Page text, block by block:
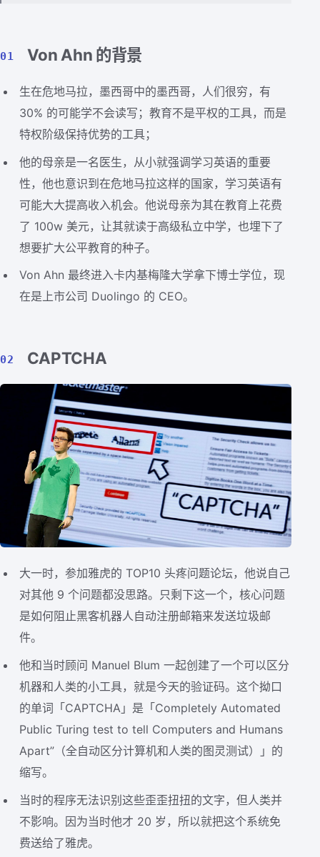
01 Von Ahn 的背景
生在危地马拉，墨西哥中的墨西哥，人们很穷，有
30% 的可能学不会读写；教育不是平权的工具，而是
特权阶级保持优势的工具；
他的母亲是一名医生，从小就强调学习英语的重要
性，他也意识到在危地马拉这样的国家，学习英语有
可能大大提高收入机会。他说母亲为其在教育上花费
了 100w 美元，让其就读于高级私立中学，也埋下了
想要扩大公平教育的种子。
Von Ahn 最终进入卡内基梅隆大学拿下博士学位，现
在是上市公司 Duolingo 的 CEO。
02 CAPTCHA
大一时，参加雅虎的 TOP10 头疼问题论坛，他说自己
对其他 9 个问题都没思路。只剩下这一个，核心问题
是如何阻止黑客机器人自动注册邮箱来发送垃圾邮
件。
他和当时顾问 Manuel Blum 一起创建了一个可以区分
机器和人类的小工具，就是今天的验证码。这个拗口
的单词「CAPTCHA」是「Completely Automated
Public Turing test to tell Computers and Humans
Apart”（全自动区分计算机和人类的图灵测试）」的
缩写。
当时的程序无法识别这些歪歪扭扭的文字，但人类并
不影响。因为当时他才 20 岁，所以就把这个系统免
费送给了雅虎。